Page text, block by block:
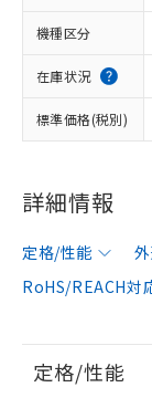
機種区分
在庫状況
標準価格(税別)
詳細情報
定格/性能
RoHS/REACH対
定格/性能